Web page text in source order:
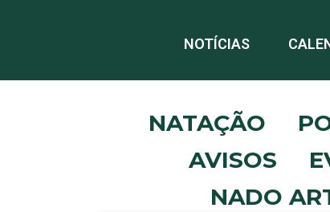
NOTÍCIAS
NATAÇÃO
AVISOS
NADO